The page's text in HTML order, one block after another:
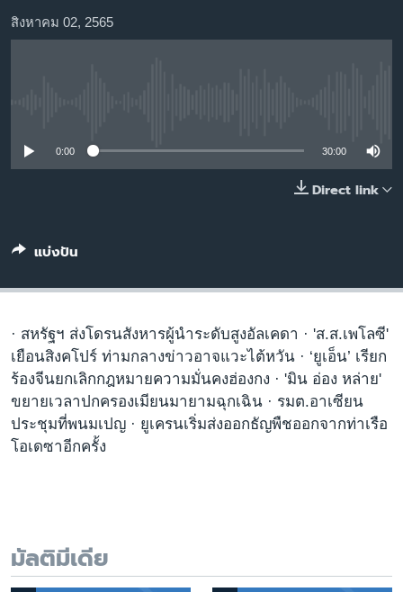
การไลฟ์สไตล์
สิงหาคม 02, 2565
0:00 30:00
Direct link
แบ่งปัน
· สหรัฐฯ ส่งโดรนสังหารผู้นำระดับสูงอัลเคดา · 'ส.ส.เพโลซี'
เยือนสิงคโปร์ ท่ามกลางข่าวอาจแวะไต้หวัน · ‘ยูเอ็น’ เรียก
ร้องจีนยกเลิกกฎหมายความมั่นคงฮ่องกง · 'มิน อ่อง หล่าย'
ขยายเวลาปกครองเมียนมายามฉุกเฉิน · รมต.อาเซียน
ประชุมที่พนมเปญ · ยูเครนเริ่มส่งออกธัญพืชออกจากท่าเรือ
โอเดซาอีกครั้ง
มัลติมีเดีย